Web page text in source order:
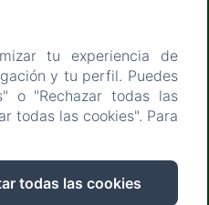
tu experiencia de
y tu perfil. Puedes
o "Rechazar todas las
todas las cookies". Para
todas las cookies